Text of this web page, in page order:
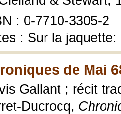
: 0-7710-3305-2
: Sur la
de Mai
Gallant ; récit
Ducrocq,